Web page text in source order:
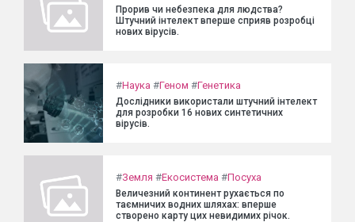
Прорив чи небезпека для людства?
Штучний інтелект вперше сприяв розробці
нових вірусів.
#Наука #Геном #Генетика
Дослідники використали штучний інтелект
для розробки 16 нових синтетичних
вірусів.
#Земля #Екосистема #Посуха
Величезний континент рухається по
таємничих водних шляхах: вперше
створено карту цих невидимих річок.